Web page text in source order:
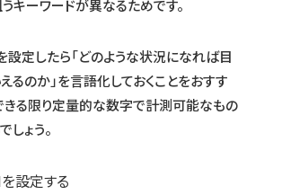
キーワードが異なるためです。
設定したら「どのような状況になれば目
るのか」を言語化しておくことをおすす
きる限り定量的な数字で計測可能なもの
しょう。
設定する